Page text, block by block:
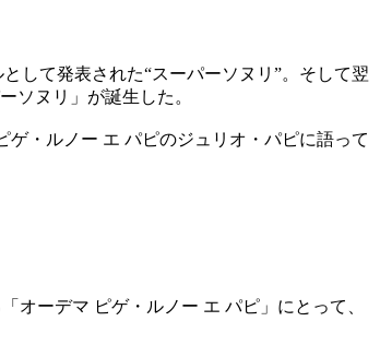
して発表された“スーパーソヌリ”。そして翌
ソヌリ」が誕生した。
・ルノー エ パピのジュリオ・パピに語って
オーデマ ピゲ・ルノー エ パピ」にとって、